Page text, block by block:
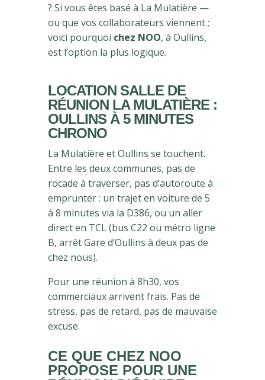
? Si vous êtes basé à La Mulatière —
ou que vos collaborateurs viennent ;
voici pourquoi chez NOO, à Oullins,
est l’option la plus logique.
LOCATION SALLE DE
RÉUNION LA MULATIÈRE :
OULLINS À 5 MINUTES
CHRONO
La Mulatière et Oullins se touchent.
Entre les deux communes, pas de
rocade à traverser, pas d’autoroute à
emprunter : un trajet en voiture de 5
à 8 minutes via la D386, ou un aller
direct en TCL (bus C22 ou métro ligne
B, arrêt Gare d’Oullins à deux pas de
chez nous).
Pour une réunion à 8h30, vos
commerciaux arrivent frais. Pas de
stress, pas de retard, pas de mauvaise
excuse.
CE QUE CHEZ NOO
PROPOSE POUR UNE